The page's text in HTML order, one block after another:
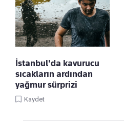
İstanbul'da kavurucu
sıcakların ardından
yağmur sürprizi
Kaydet